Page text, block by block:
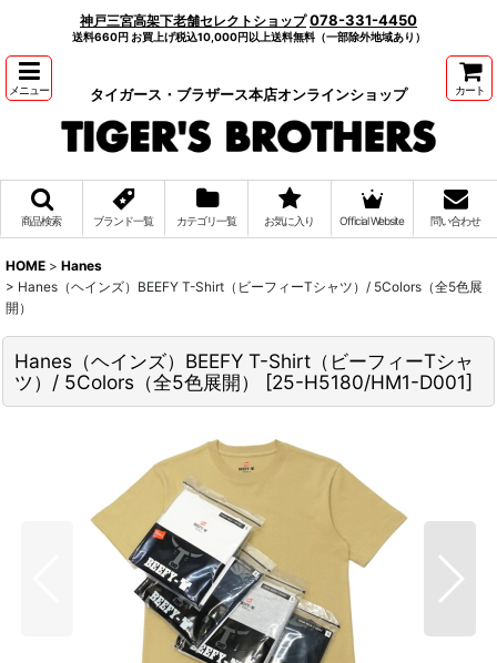
神戸三宮高架下老舗セレクトショップ 078-331-4450
送料660円 お買上げ税込10,000円以上送料無料（一部除外地域あり）
メニュー タイガース・ブラザース本店オンラインショップ カート
商品検索 ブランド一覧 カテゴリ一覧 お気に入り Official Website 問い合わせ
HOME > Hanes
> Hanes（ヘインズ）BEEFY T-Shirt（ビーフィーTシャツ）/ 5Colors（全5色展
開）
Hanes（ヘインズ）BEEFY T-Shirt（ビーフィーTシャ
ツ）/ 5Colors（全5色展開）
[25-H5180/HM1-D001]